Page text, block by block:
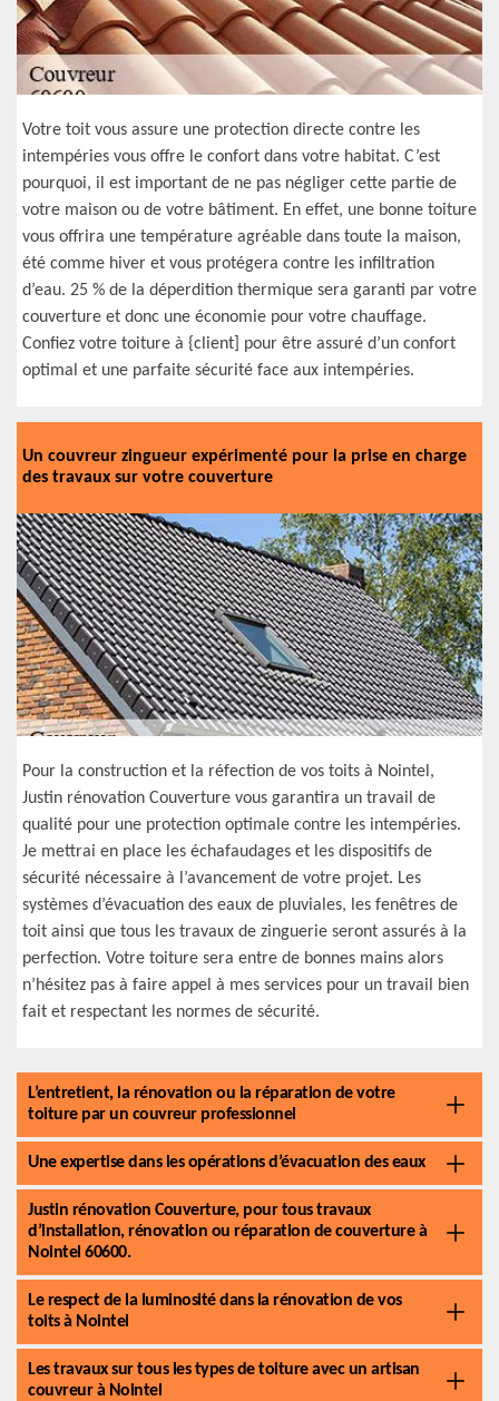
Votre toit vous assure une protection directe contre les
intempéries vous offre le confort dans votre habitat. C’est
pourquoi, il est important de ne pas négliger cette partie de
votre maison ou de votre bâtiment. En effet, une bonne toiture
vous offrira une température agréable dans toute la maison,
été comme hiver et vous protégera contre les infiltration
d’eau. 25 % de la déperdition thermique sera garanti par votre
couverture et donc une économie pour votre chauffage.
Confiez votre toiture à {client] pour être assuré d’un confort
optimal et une parfaite sécurité face aux intempéries.
Un couvreur zingueur expérimenté pour la prise en charge
des travaux sur votre couverture
Pour la construction et la réfection de vos toits à Nointel,
Justin rénovation Couverture vous garantira un travail de
qualité pour une protection optimale contre les intempéries.
Je mettrai en place les échafaudages et les dispositifs de
sécurité nécessaire à l’avancement de votre projet. Les
systèmes d’évacuation des eaux de pluviales, les fenêtres de
toit ainsi que tous les travaux de zinguerie seront assurés à la
perfection. Votre toiture sera entre de bonnes mains alors
n’hésitez pas à faire appel à mes services pour un travail bien
fait et respectant les normes de sécurité.
L’entretient, la rénovation ou la réparation de votre
toiture par un couvreur professionnel
Une expertise dans les opérations d’évacuation des eaux
Justin rénovation Couverture, pour tous travaux
d’installation, rénovation ou réparation de couverture à
Nointel 60600.
Le respect de la luminosité dans la rénovation de vos
toits à Nointel
Les travaux sur tous les types de toiture avec un artisan
couvreur à Nointel